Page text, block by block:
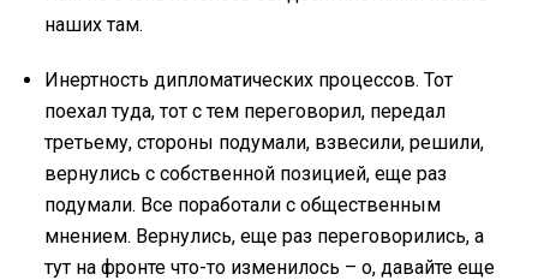
наших там.
Инертность дипломатических процессов. Тот
поехал туда, тот с тем переговорил, передал
третьему, стороны подумали, взвесили, решили,
вернулись с собственной позицией, еще раз
подумали. Все поработали с общественным
мнением. Вернулись, еще раз переговорились, а
тут на фронте что-то изменилось – о, давайте еще